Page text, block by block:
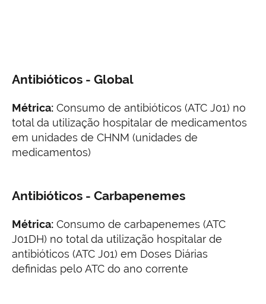
Antibióticos - Global
Métrica: Consumo de antibióticos (ATC J01) no
total da utilização hospitalar de medicamentos
em unidades de CHNM (unidades de
medicamentos)
Antibióticos - Carbapenemes
Métrica: Consumo de carbapenemes (ATC
J01DH) no total da utilização hospitalar de
antibióticos (ATC J01) em Doses Diárias
definidas pelo ATC do ano corrente